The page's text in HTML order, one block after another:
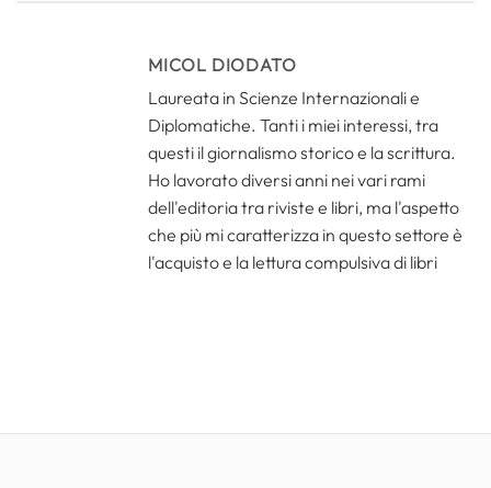
MICOL DIODATO
Laureata in Scienze Internazionali e
Diplomatiche. Tanti i miei interessi, tra
questi il giornalismo storico e la scrittura.
Ho lavorato diversi anni nei vari rami
dell'editoria tra riviste e libri, ma l'aspetto
che più mi caratterizza in questo settore è
l'acquisto e la lettura compulsiva di libri